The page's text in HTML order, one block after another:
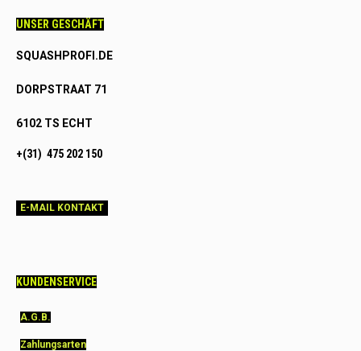
UNSER GESCHÄFT
SQUASHPROFI.DE
DORPSTRAAT 71
6102 TS ECHT
+(31) 475 202 150
E-MAIL KONTAKT
KUNDENSERVICE
A.G.B.
Zahlungsarten